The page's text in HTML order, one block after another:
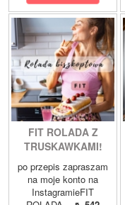
FIT ROLADA Z
TRUSKAWKAMI!
po przepis zapraszam
na moje konto na
InstagramieFIT